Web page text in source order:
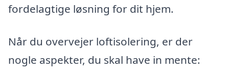
fordelagtige løsning for dit hjem.
Når du overvejer loftisolering, er der
nogle aspekter, du skal have in mente: